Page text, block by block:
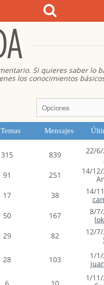
Si quieres saber lo
los conocimientos
Temas Mensajes
315 839
22/
91 251
14/
17 38
14/
50 167
8/7/
29 82
12/
28 103
1/
1/